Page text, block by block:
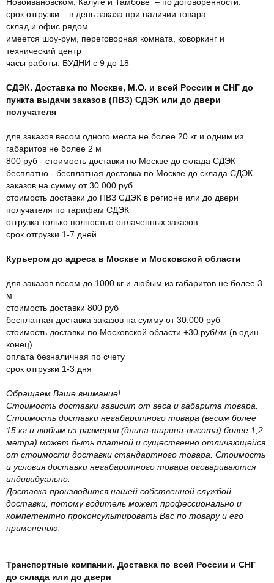
срок отгрузки – в день заказа при наличии товара
склад и офис рядом
имеется шоу-рум, переговорная комната, коворкинг и
технический центр
часы работы: БУДНИ с 9 до 18
СДЭК. Доставка по Москве, М.О. и всей России и СНГ до
пункта выдачи заказов (ПВЗ) СДЭК или до двери
получателя
для заказов весом одного места не более 20 кг и одним из
габаритов не более 2 м
800 руб - стоимость доставки по Москве до склада СДЭК
бесплатно - бесплатная доставка по Москве до склада СДЭК
заказов на сумму от 30.000 руб
стоимость доставки до ПВЗ СДЭК в регионе или до двери
получателя по тарифам СДЭК
отгрузка только полностью оплаченных заказов
срок отгрузки 1-7 дней
Курьером до адреса в Москве и Московской области
для заказов весом до 1000 кг и любым из габаритов не более 3
м
стоимость доставки 800 руб
бесплатная доставка заказов на сумму от 30.000 руб
стоимость доставки по Московской области +30 руб/км (в один
конец)
оплата безналичная по счету
срок отгрузки 1-3 дня
Обращаем Ваше внимание!
Стоимость доставки зависит от веса и габарита товара.
Стоимость доставки негабаритного товара (весом более
15 кг и любым из размеров (длина-ширина-высота) более 1,2
метра) может быть платной и существенно отличающейся
от стоимости доставки стандартного товара. Стоимость
и условия доставки негабаритного товара оговариваются
индивидуально.
Доставка производится нашей собственной службой
доставки, потому водитель может профессионально и
компетентно проконсультировать Вас по товару и его
применению.
Транспортные компании. Доставка по всей России и СНГ
до склада или до двери